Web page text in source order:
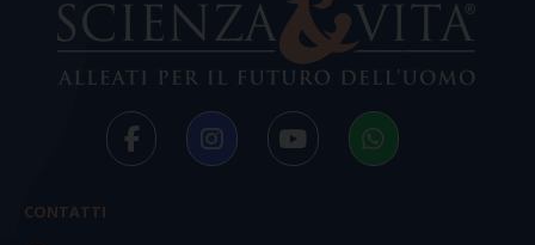
CONTATTI